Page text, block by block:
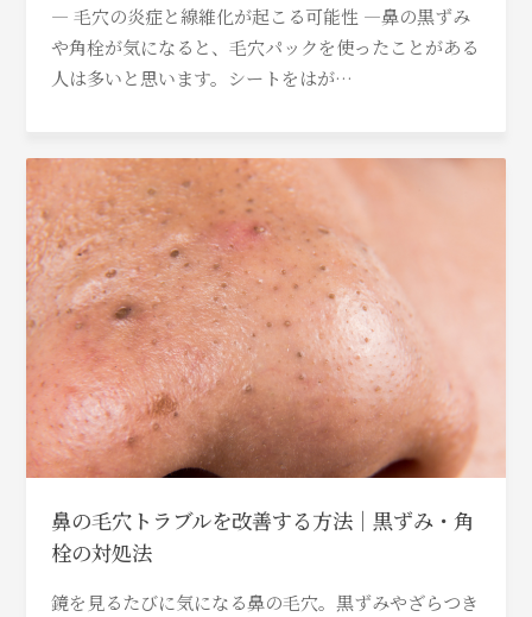
― 毛穴の炎症と線維化が起こる可能性 ―鼻の黒ずみ
や角栓が気になると、毛穴パックを使ったことがある
人は多いと思います。シートをはが…
鼻の毛穴トラブルを改善する方法｜黒ずみ・角
栓の対処法
鏡を見るたびに気になる鼻の毛穴。黒ずみやざらつき